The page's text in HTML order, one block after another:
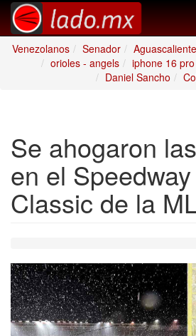
Venezolanos
Senador
orioles - angels
iphone 16
Daniel Sancho
Se ahogaron
en el
Classic de la